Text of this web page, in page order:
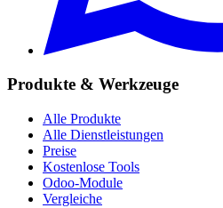
Produkte & Werkzeuge
Alle Produkte
Alle Dienstleistungen
Preise
Kostenlose Tools
Odoo-Module
Vergleiche